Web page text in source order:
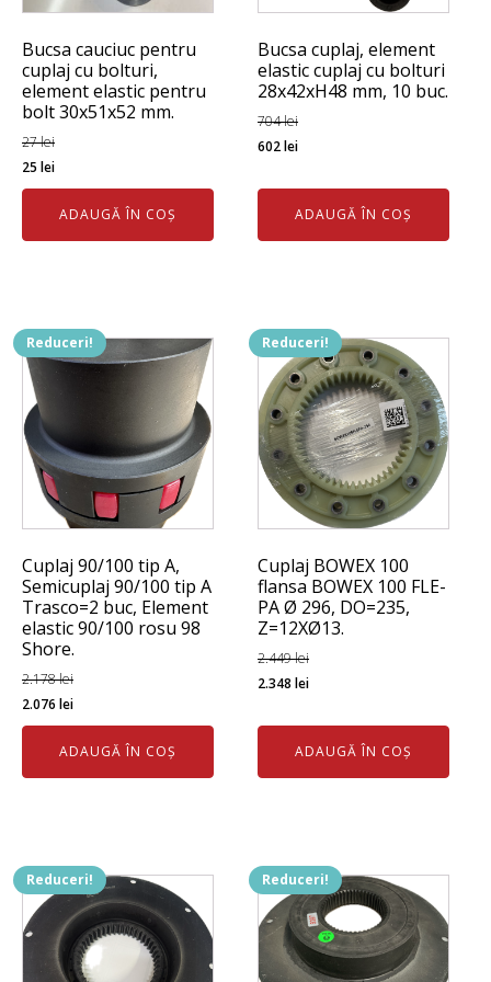
Bucsa cauciuc pentru
cuplaj cu bolturi,
element elastic pentru
bolt 30x51x52 mm.
27lei
Prețul
inițial
fost:
25 leiPrețul
curent
este:
25 lei.
ADAUGĂ ÎN COȘ
Bucsa cuplaj, element
elastic cuplaj cu bolturi
28x42xH48 mm, 10 buc.
704lei
Prețul
a
fost:
602leiPrețul
602 lei.
ADAUGĂ ÎN COȘ
Reduceri!
Cuplaj 90/100 tip A,
Semicuplaj 90/100 tip A
Trasco=2 buc, Element
elastic 90/100 rosu 98
Shore.
2.178lei
Prețul
inițial
fost:
2.076 leiPrețul
curent
este:
2.076 lei.
ADAUGĂ ÎN COȘ
Reduceri!
Cuplaj BOWEX 100
flansa BOWEX 100 FLE-
PA Ø 296, DO=235,
Z=12XØ13.
2.449lei
Prețul
a
fost:
2.348leiPrețul
2.348 lei.
ADAUGĂ ÎN COȘ
Reduceri! Reduceri!